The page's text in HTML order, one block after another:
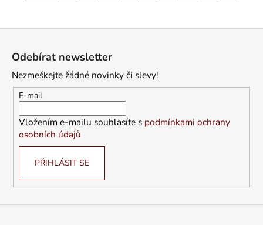
Odebírat newsletter
Nezmeškejte žádné novinky či slevy!
E-mail
Vložením e-mailu souhlasíte s podmínkami ochrany
osobních údajů
PŘIHLÁSIT SE